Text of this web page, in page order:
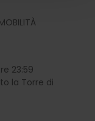
23:59
la Torre di